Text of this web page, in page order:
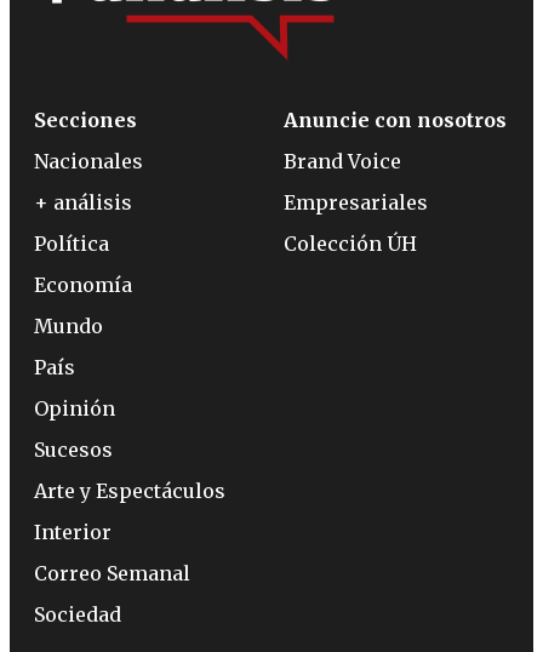
Secciones
Nacionales
+ análisis
Política
Economía
Mundo
País
Opinión
Sucesos
Arte y Espectáculos
Interior
Correo Semanal
Sociedad
Anuncie con nosotros
Brand Voice
Empresariales
Colección ÚH